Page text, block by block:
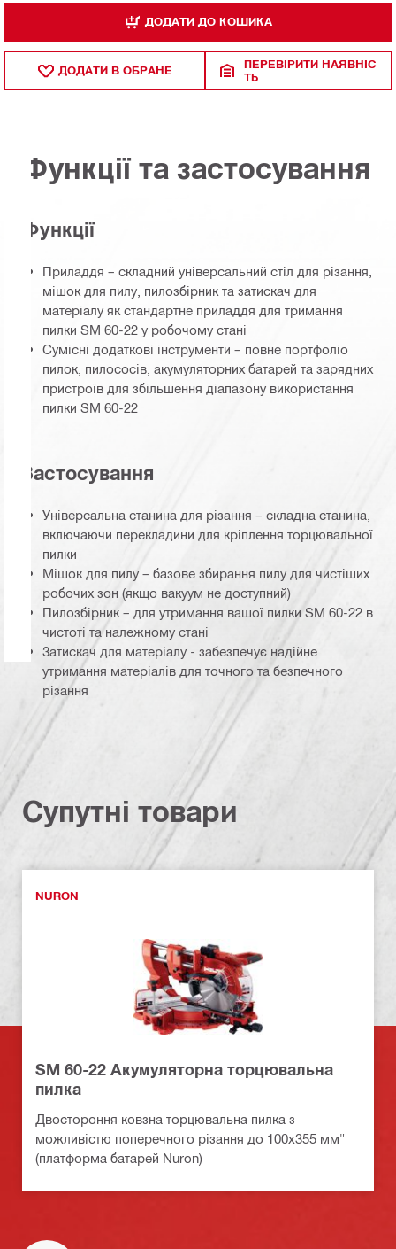
ДОДАТИ ДО КОШИКА
ДОДАТИ В ОБРАНЕ
ПЕРЕВІРИТИ НАЯВНІС
ТЬ
Функції та застосування
Функції
Приладдя – складний універсальний стіл для різання,
мішок для пилу, пилозбірник та затискач для
матеріалу як стандартне приладдя для тримання
пилки SM 60-22 у робочому стані
Сумісні додаткові інструменти – повне портфоліо
пилок, пилососів, акумуляторних батарей та зарядних
пристроїв для збільшення діапазону використання
пилки SM 60-22
Застосування
Універсальна станина для різання – складна станина,
включаючи перекладини для кріплення торцювальної
пилки
Мішок для пилу – базове збирання пилу для чистіших
робочих зон (якщо вакуум не доступний)
Пилозбірник – для утримання вашої пилки SM 60-22 в
чистоті та належному стані
Затискач для матеріалу - забезпечує надійне
утримання матеріалів для точного та безпечного
різання
Супутні товари
NURON
SM 60-22 Акумуляторна торцювальна
пилка
Двостороння ковзна торцювальна пилка з
можливістю поперечного різання до 100x355 мм"
(платформа батарей Nuron)